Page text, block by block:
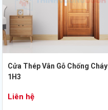
Cửa Thép Vân Gỗ Chống Cháy
1H3
Liên hệ